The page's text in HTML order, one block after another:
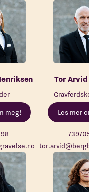
meg!
Tor
Les mer